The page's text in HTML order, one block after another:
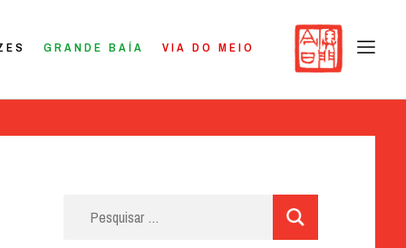
GRANDE BAÍA VIA DO MEIO